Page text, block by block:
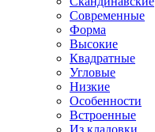
Современные
Форма
Высокие
Квадратные
Угловые
Низкие
Особенности
Встроенные
Из кладовки